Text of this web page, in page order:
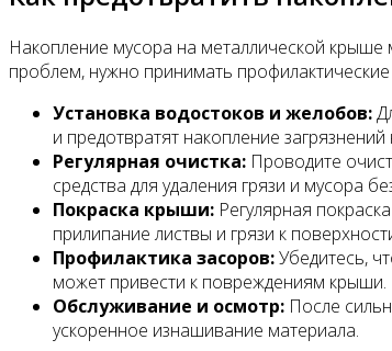
Накопление мусора на металлической крыше
проблем, нужно принимать
Установка водостоков и желобов:
и предотвратят накопление
Регулярная очистка: Проводите
средства для удаления грязи и мусора
Покраска крыши: Регулярная
прилипание листвы и грязи к
Профилактика засоров:Убедитесь,
может привести к повреждениям крыши.
Обслуживание и осмотр: После
ускоренное изнашивание материала.